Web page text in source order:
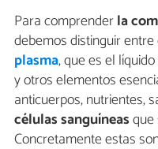
Para comprenderla
debemos distinguir
plasma, que es el
y otros elementos
anticuerpos, nutrientes,
células sanguíneas
Concretamente estas